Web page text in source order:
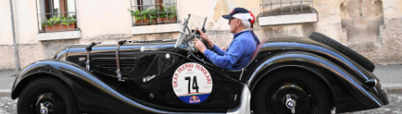
GRANDI EVENTI 2026
ORGANIZZAZIONE
CONTATTI
PRESS